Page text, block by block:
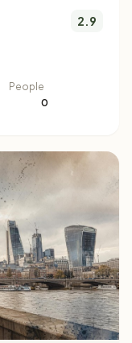
2.9
People
0